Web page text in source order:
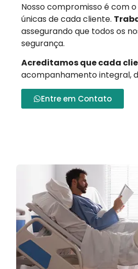
Nosso compromisso é com o
únicas de cada cliente.
assegurando que todos os
segurança.
Acreditamos que cada
acompanhamento integral,
Entre em Contato